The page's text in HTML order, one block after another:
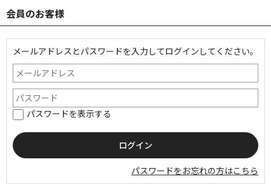
会員のお客様
メールアドレスとパスワードを入力してログインしてください。
パスワードを表示する
パスワードをお忘れの方はこちら